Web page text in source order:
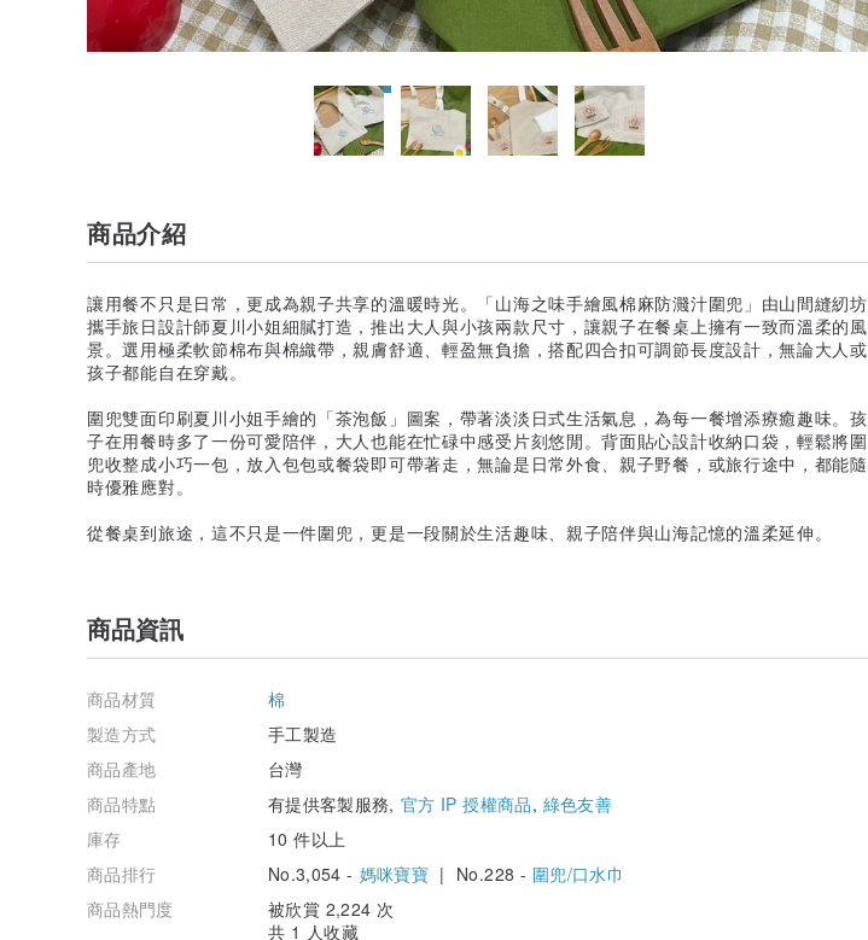
商品介紹
讓用餐不只是日常，更成為親子共享的溫暖時光。「山海之味手繪風棉麻防濺汁圍兜」由山間縫紉坊
攜手旅日設計師夏川小姐細膩打造，推出大人與小孩兩款尺寸，讓親子在餐桌上擁有一致而溫柔的風
景。選用極柔軟節棉布與棉織帶，親膚舒適、輕盈無負擔，搭配四合扣可調節長度設計，無論大人或
孩子都能自在穿戴。
圍兜雙面印刷夏川小姐手繪的「茶泡飯」圖案，帶著淡淡日式生活氣息，為每一餐增添療癒趣味。孩
子在用餐時多了一份可愛陪伴，大人也能在忙碌中感受片刻悠閒。背面貼心設計收納口袋，輕鬆將圍
兜收整成小巧一包，放入包包或餐袋即可帶著走，無論是日常外食、親子野餐，或旅行途中，都能隨
時優雅應對。
從餐桌到旅途，這不只是一件圍兜，更是一段關於生活趣味、親子陪伴與山海記憶的溫柔延伸。
商品資訊
商品材質
棉
製造方式
手工製造
商品產地
台灣
商品特點
有提供客製服務, 官方 IP 授權商品, 綠色友善
庫存
10 件以上
商品排行
No.3,054 - 媽咪寶寶| No.228 - 圍兜/口水巾
商品熱門度
被欣賞 2,224 次
共 1 人收藏